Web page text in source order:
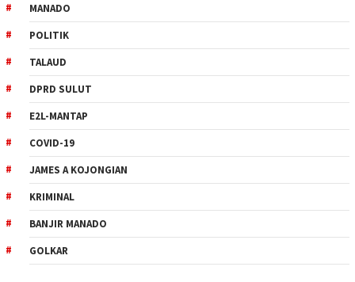
MANADO
POLITIK
TALAUD
DPRD SULUT
E2L-MANTAP
COVID-19
JAMES A KOJONGIAN
KRIMINAL
BANJIR MANADO
GOLKAR